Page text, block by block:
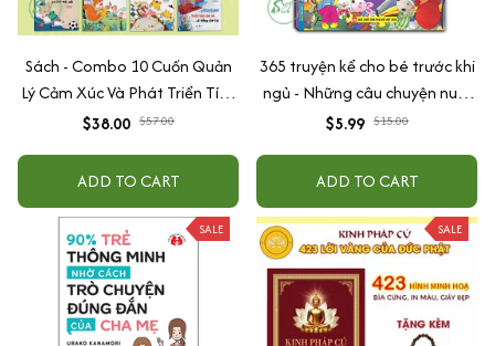
Sách - Combo 10 Cuốn Quản
Lý Cảm Xúc Và Phát Triển Tính
Cách Cho Bé Từ 2 - 6 Tuổi
$38.00 $57.00
ADD TO CART
365 truyện kể cho bé trước khi
ngủ - Những câu chuyện nuôi
dưỡng cảm xúc EQ (2-12 tuổi)
$5.99 $15.00
ADD TO CART
SALE SALE